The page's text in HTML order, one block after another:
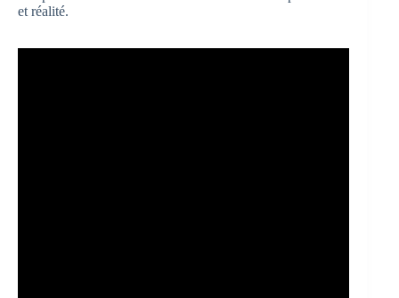
et réalité.